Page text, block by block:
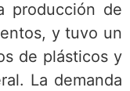
producción de
y tuvo un
de plásticos y
La demanda